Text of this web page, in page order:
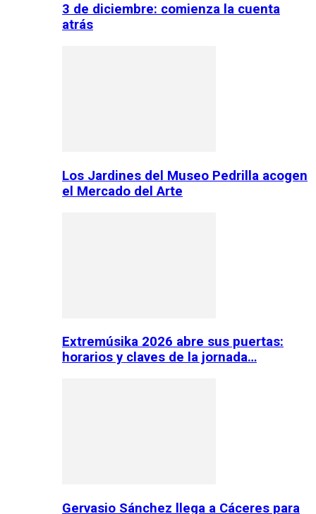
3 de diciembre: comienza la cuenta
atrás
Los Jardines del Museo Pedrilla acogen
el Mercado del Arte
Extremúsika 2026 abre sus puertas:
horarios y claves de la jornada…
Gervasio Sánchez llega a Cáceres para